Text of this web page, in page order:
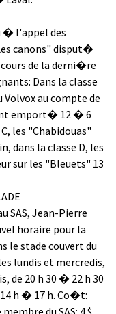
l'appel des
canons" disput�
de la derni�re
Dans la classe
au compte de
emport� 12 � 6
les "Chabidouas"
dans la classe D, les
sur les "Bleuets" 13
SAS, Jean-Pierre
horaire pour la
le stade couvert du
lundis et mercredis,
de 20 h 30 � 22 h 30
14 h � 17 h. Co�t:
du SAS: 4 $,